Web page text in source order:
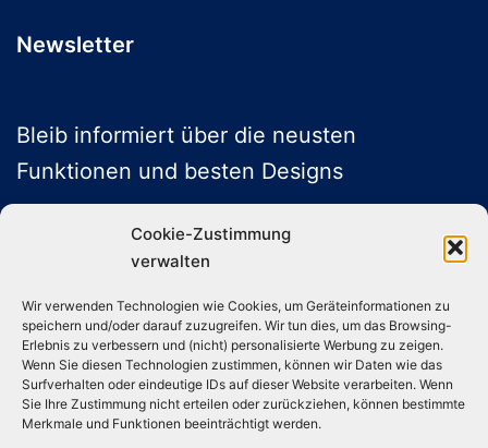
Cookie-Zustimmung
verwalten
Wir verwenden Technologien wie Cookies, um Geräteinformationen zu
speichern und/oder darauf zuzugreifen. Wir tun dies, um das Browsing-
Erlebnis zu verbessern und (nicht) personalisierte Werbung zu zeigen.
Wenn Sie diesen Technologien zustimmen, können wir Daten wie das
Surfverhalten oder eindeutige IDs auf dieser Website verarbeiten. Wenn
Sie Ihre Zustimmung nicht erteilen oder zurückziehen, können bestimmte
Merkmale und Funktionen beeinträchtigt werden.
Newsletter
Bleib informiert über die neusten
Funktionen und besten Designs
ABONNIEREN
Folge uns auf Social Media